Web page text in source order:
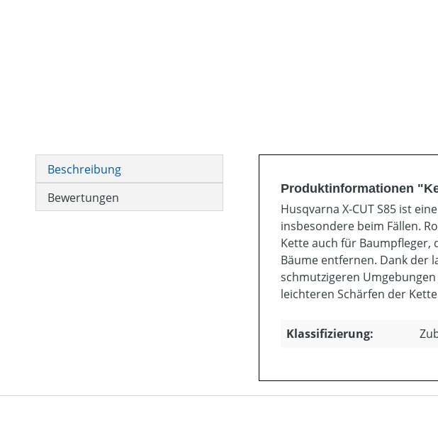
Beschreibung
Bewertungen
Produktinformationen
Husqvarna X-CUT S85 ist
insbesondere beim Fällen.
Kette auch für
Bäume entfernen. Dank der
schmutzigeren
leichteren Schärfen der
Klassifizierung: